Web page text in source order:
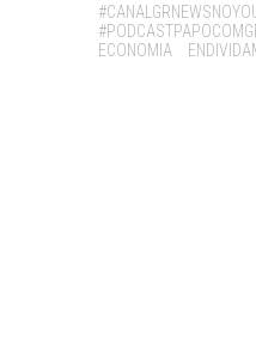
Tags:
ECONOMIA